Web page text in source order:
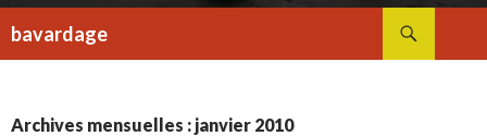
bavardage
Archives mensuelles : janvier 2010